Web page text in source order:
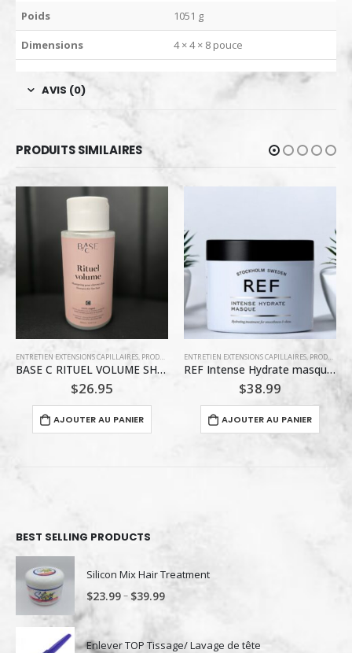
Poids 1051 g
Dimensions 4 × 4 × 8 pouce
AVIS (0)
PRODUITS SIMILAIRES
,PRODUITS DÉMÊLANT,PRODUITS HYDRATANT,VOLUME INTENSIF
ENTRETIEN EXTENSIONS CAPILLAIRES, PRODUITS HYDRATANT , REF STOCKHOLM
REF Intense Hydrate masque 250 ml
$38.99
AJOUTER AU PANIER
ENTRETIEN EXTENSIONS CAPILLAIRES, PRODUITS HYDRATANT
REF STOCKHOLM SWEDEN SHINE ELIXIR 80ML
$39.99
AJOUTER AU PANIER
BEST SELLING PRODUCTS
Silicon Mix Hair Treatment
$23.99– $39.99
Enlever TOP Tissage/ Lavage de tête